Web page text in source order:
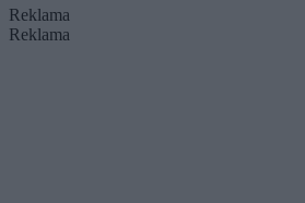
Reklama
Reklama